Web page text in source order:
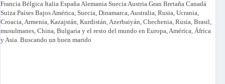
Francia Bélgica Italia España Alemania Suecia Austria Gran Bretaña Canadá
Suiza Países Bajos América, Suecia, Dinamarca, Australia, Rusia, Ucrania,
Croacia, Armenia, Kazajstán, Kurdistán, Azerbaiyán, Chechenia, Rusia, Brasil,
musulmanes, China, Bulgaria y el resto del mundo en Europa, América, África
y Asia. Buscando un buen marido